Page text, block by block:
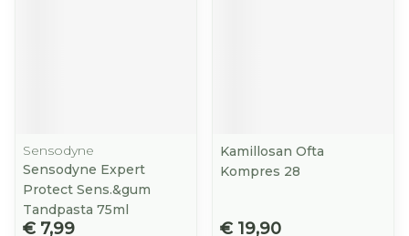
Sensodyne
Sensodyne Expert
Protect Sens.&gum
Tandpasta 75ml
€ 7,99
Kamillosan Ofta
Kompres 28
€ 19,90